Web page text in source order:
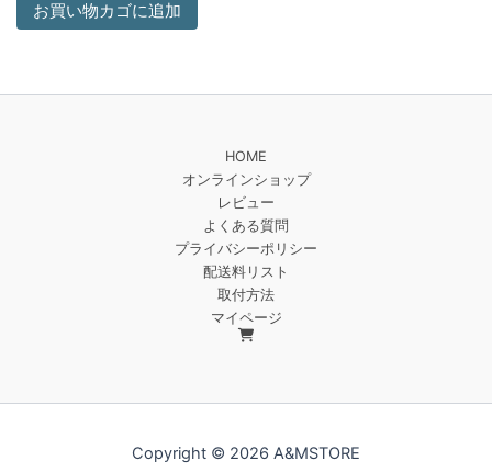
お買い物カゴに追加
HOME
オンラインショップ
レビュー
よくある質問
プライバシーポリシー
配送料リスト
取付方法
マイページ
Copyright © 2026 A&MSTORE